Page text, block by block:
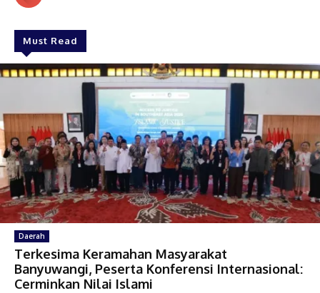
Must Read
Daerah
Terkesima Keramahan Masyarakat
Banyuwangi, Peserta Konferensi Internasional:
Cerminkan Nilai Islami